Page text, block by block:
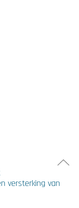
versterking van